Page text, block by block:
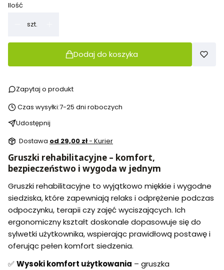
Ilość
szt.
Dodaj do koszyka
Zapytaj o produkt
Czas wysyłki:7-25 dni roboczych
Udostępnij
Dostawa od 29,00 zł- Kurier
Gruszki rehabilitacyjne – komfort,
bezpieczeństwo i wygoda w jednym
Gruszki rehabilitacyjne to wyjątkowo miękkie i wygodne
siedziska, które zapewniają relaks i odprężenie podczas
odpoczynku, terapii czy zajęć wyciszających. Ich
ergonomiczny kształt doskonale dopasowuje się do
sylwetki użytkownika, wspierając prawidłową postawę i
oferując pełen komfort siedzenia.
✅Wysoki komfort użytkowania – gruszka